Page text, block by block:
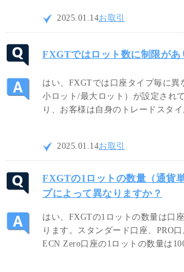
適切なロットサイズでお取引をお
2025.01.14お取引
FXGTではロット数に制限があ
はい、FXGTでは口座タイプ毎に異
小ロット/最大ロット）が設定され
り、お客様は自身のトレードスタイ
て適切なロットサイズを選択し、
り効果的な取引を行って頂くこと
2025.01.14お取引
FXGTの1ロットの数量（通貨
プによって異なりますか？
はい、FXGTの1ロットの数量は口
ります。スタンダード口座、PRO口
ECN Zero口座の1ロットの数量は
では10,000通貨、CryptoX口座では
トレードスタイルに合わせて最適